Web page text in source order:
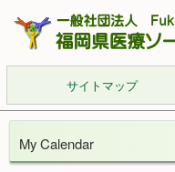
サイトマップ
My Calendar